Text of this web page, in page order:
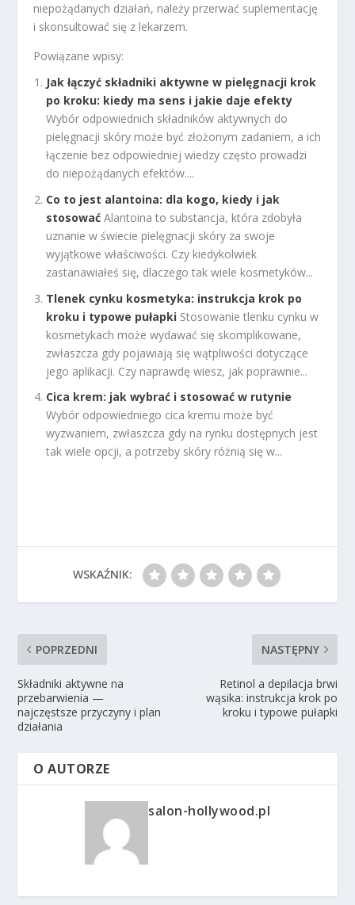
niepożądanych działań, należy przerwać suplementację
i skonsultować się z lekarzem.
Powiązane wpisy:
Jak łączyć składniki aktywne w pielęgnacji krok
po kroku: kiedy ma sens i jakie daje efekty
Wybór odpowiednich składników aktywnych do
pielęgnacji skóry może być złożonym zadaniem, a ich
łączenie bez odpowiedniej wiedzy często prowadzi
do niepożądanych efektów....
Co to jest alantoina: dla kogo, kiedy i jak
stosować Alantoina to substancja, która zdobyła
uznanie w świecie pielęgnacji skóry za swoje
wyjątkowe właściwości. Czy kiedykolwiek
zastanawiałeś się, dlaczego tak wiele kosmetyków...
Tlenek cynku kosmetyka: instrukcja krok po
kroku i typowe pułapki Stosowanie tlenku cynku w
kosmetykach może wydawać się skomplikowane,
zwłaszcza gdy pojawiają się wątpliwości dotyczące
jego aplikacji. Czy naprawdę wiesz, jak poprawnie...
Cica krem: jak wybrać i stosować w rutynie
Wybór odpowiedniego cica kremu może być
wyzwaniem, zwłaszcza gdy na rynku dostępnych jest
tak wiele opcji, a potrzeby skóry różnią się w...
WSKAŹNIK:
POPRZEDNI
Składniki aktywne na
przebarwienia —
najczęstsze przyczyny i plan
działania
NASTĘPNY
Retinol a depilacja brwi
wąsika: instrukcja krok po
kroku i typowe pułapki
O AUTORZE
salon-hollywood.pl